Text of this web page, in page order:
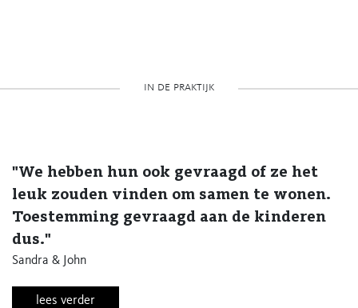
in de praktijk
"We hebben hun ook gevraagd of ze het
leuk zouden vinden om samen te wonen.
Toestemming gevraagd aan de kinderen
dus."
Sandra & John
lees verder